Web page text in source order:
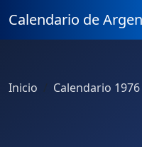
Calendario de
Inicio Calendario 1976